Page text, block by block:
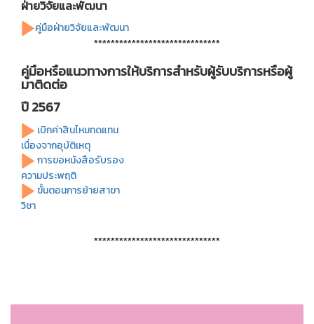
ฝ่ายวิจัยและพัฒนา
คู่มือฝ่ายวิจัยและพัฒนา
******************************
คู่มือหรือแนวทางการให้บริการสำหรับผู้รับบริการหรือผู้
มาติดต่อ
ปี 2567
เบิกค่าสินไหมทดแทน
เนื่องจากอุบัติเหตุ
การขอหนังสือรับรอง
ความประพฤติ
ขั้นตอนการย้ายสาขา
วิชา
******************************